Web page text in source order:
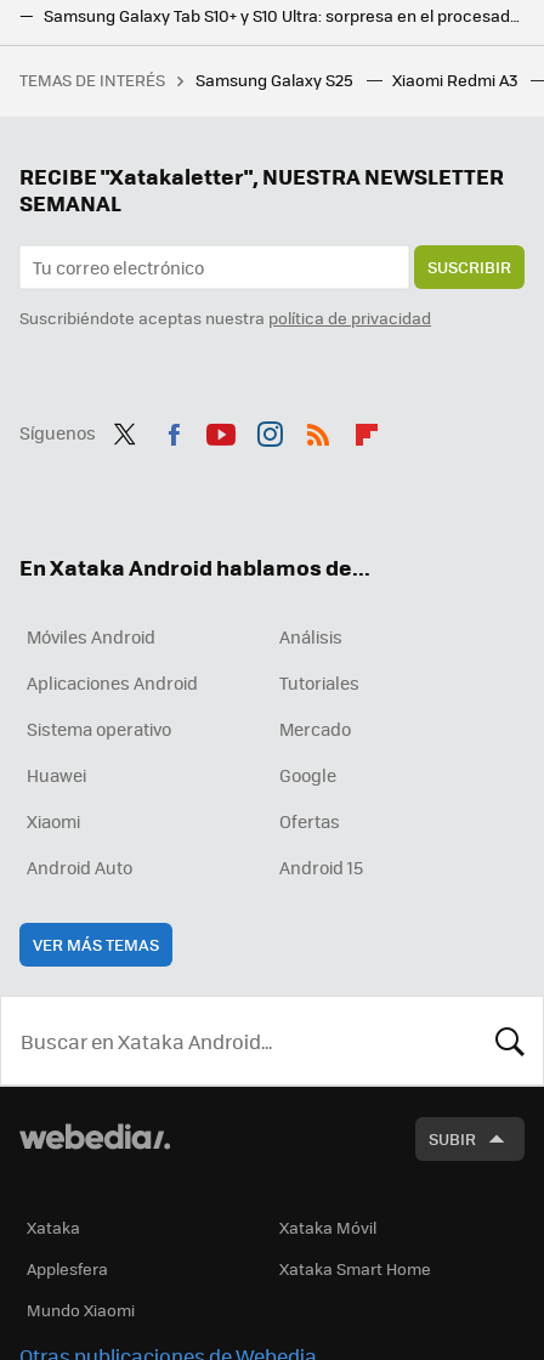
Una tablet para recordarle a los mayores que se tomen sus medicinas a tiempo. Así es el proyecto piloto de la tablet Atenea
28 autoras para informarse y reflexionar sobre videojuegos
TEMAS DE INTERÉS Samsung Galaxy S25 Xiaomi Redmi A3
RECIBE "Xatakaletter", NUESTRA NEWSLETTER
SEMANAL
SUSCRIBIR
Suscribiéndote aceptas nuestra política de privacidad
Síguenos
En Xataka Android hablamos de...
Móviles Android
Análisis
Aplicaciones Android
Tutoriales
Sistema operativo
Mercado
Huawei
Google
Xiaomi
Ofertas
Android Auto
Android 15
VER MÁS TEMAS
SUBIR
Xataka
Xataka Móvil
Applesfera
Xataka Smart Home
Mundo Xiaomi